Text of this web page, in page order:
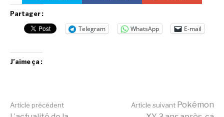
Partager :
Telegram WhatsApp E-mail
J’aime ça :
Article précédent Article suivant Pokémon